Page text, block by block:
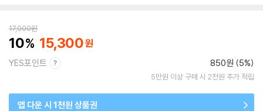
17,000원
10 15,300
YES포인트 850원 (5%)
5만원 이상 구매 시 2천원 추가 적립
앱 다운 시 1천원 상품권